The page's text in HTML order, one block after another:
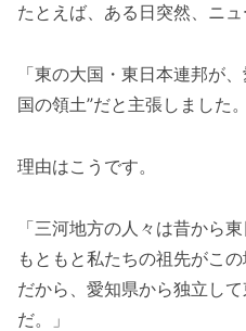
たとえば、ある日突然、ニュ
「東の大国・東日本連邦が
国の領土”だと主張しました。
理由はこうです。
「三河地方の人々は昔から
もともと私たちの祖先がこの
だから、愛知県から独立し
だ。」